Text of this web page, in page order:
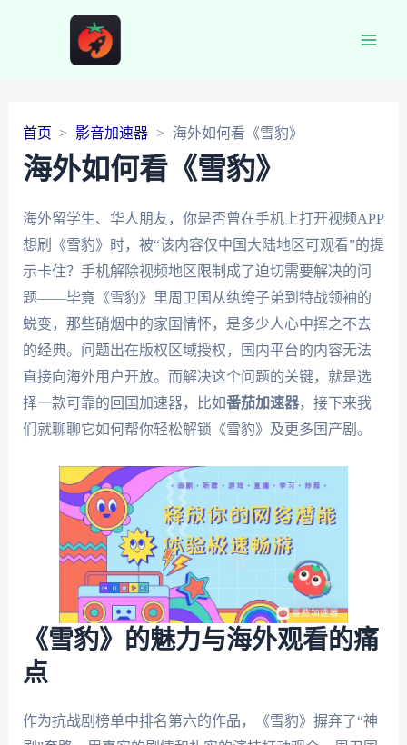
首页 影音加速器 海外如何看《雪豹》
海外如何看《雪豹》
海外留学生、华人朋友，你是否曾在手机上打开视频APP
想刷《雪豹》时，被“该内容仅中国大陆地区可观看”的提
示卡住？手机解除视频地区限制成了迫切需要解决的问
题——毕竟《雪豹》里周卫国从纨绔子弟到特战领袖的
蜕变，那些硝烟中的家国情怀，是多少人心中挥之不去
的经典。问题出在版权区域授权，国内平台的内容无法
直接向海外用户开放。而解决这个问题的关键，就是选
择一款可靠的回国加速器，比如番茄加速器，接下来我
们就聊聊它如何帮你轻松解锁《雪豹》及更多国产剧。
《雪豹》的魅力与海外观看的痛
点
作为抗战剧榜单中排名第六的作品，《雪豹》摒弃了“神